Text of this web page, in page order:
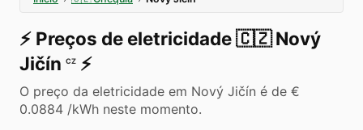
⚡️ Preços de eletricidade🇨🇿 Nový
Jičín CZ ⚡️
O preço da eletricidade em Nový Jičín é de €
0.0884 /kWh neste momento.